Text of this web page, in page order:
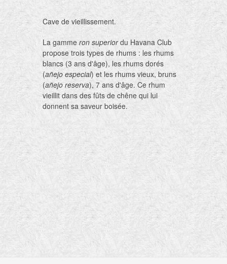
Cave de vieillissement.
La gamme ron superiordu Havana Club
propose trois types de rhums : les rhums
blancs (3 ans d'âge), les rhums dorés
(añejo especial) et les rhums vieux, bruns
(añejo reserva), 7 ans d'âge. Ce rhum
vieillit dans des fûts de chêne qui lui
donnent sa saveur boisée.